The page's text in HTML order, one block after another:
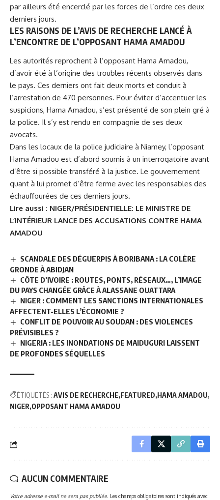
par ailleurs été encerclé par les forces de l’ordre ces deux
derniers jours.
LES RAISONS DE L’AVIS DE RECHERCHE LANCÉ À
L’ENCONTRE DE L’OPPOSANT HAMA AMADOU
Les autorités reprochent à l’opposant Hama Amadou,
d’avoir été à l’origine des troubles récents observés dans
le pays. Ces derniers ont fait deux morts et conduit à
l’arrestation de 470 personnes. Pour éviter d’accentuer les
suspicions, Hama Amadou, s’est présenté de son plein gré à
la police. Il s’y est rendu en compagnie de ses deux
avocats.
Dans les locaux de la police judiciaire à Niamey, l’opposant
Hama Amadou est d’abord soumis à un interrogatoire avant
d’être si possible transféré à la justice. Le gouvernement
quant à lui promet d’être ferme avec les responsables des
échauffourées de ces derniers jours.
Lire aussi : NIGER/PRÉSIDENTIELLE: LE MINISTRE DE
L’INTÉRIEUR LANCE DES ACCUSATIONS CONTRE HAMA
AMADOU
SCANDALE DES DÉGUERPIS À BORIBANA : LA COLÈRE
GRONDE À ABIDJAN
CÔTE D’IVOIRE : ROUTES, PONTS, RÉSEAUX…, L’IMAGE
DU PAYS CHANGÉE GRÂCE À ALASSANE OUATTARA
NIGER : COMMENT LES SANCTIONS INTERNATIONALES
AFFECTENT-ELLES L’ÉCONOMIE ?
CONFLIT DE POUVOIR AU SOUDAN : DES VIOLENCES
PRÉVISIBLES ?
NIGERIA : LES INONDATIONS DE MAIDUGURI LAISSENT
DE PROFONDES SÉQUELLES
ÉTIQUETÉS : AVIS DE RECHERCHE FEATURED HAMA AMADOU
NIGER OPPOSANT HAMA AMADOU
AUCUN COMMENTAIRE
Votre adresse e-mail ne sera pas publiée. Les champs obligatoires sont indiqués avec